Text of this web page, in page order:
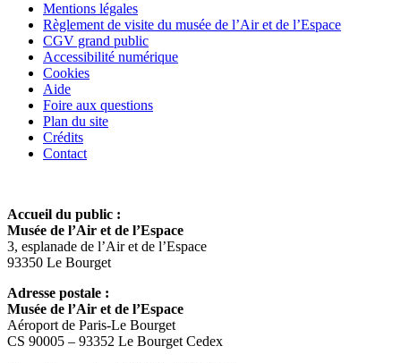
Mentions légales
Règlement de visite du musée de l’Air et de l’Espace
CGV grand public
Accessibilité numérique
Cookies
Aide
Foire aux questions
Plan du site
Crédits
Contact
Accueil du public :
Musée de l’Air et de l’Espace
3, esplanade de l’Air et de l’Espace
93350 Le Bourget
Adresse postale :
Musée de l’Air et de l’Espace
Aéroport de Paris-Le Bourget
CS 90005 – 93352 Le Bourget Cedex